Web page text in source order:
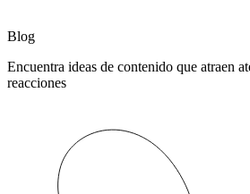
Blog
Encuentra ideas de contenido que atraen
reacciones